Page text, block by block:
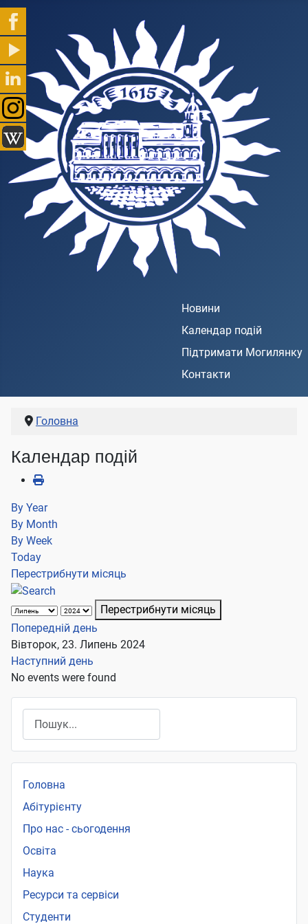
Новини
Календар подій
Підтримати Могилянку
Контакти
Головна
Календар подій
By Year
By Month
By Week
Today
Перестрибнути місяць
Перестрибнути місяць
Попередній день
Вівторок, 23. Липень 2024
Наступний день
No events were found
Головна
Абітурієнту
Про нас - сьогодення
Освіта
Наука
Ресурси та сервіси
Студенти